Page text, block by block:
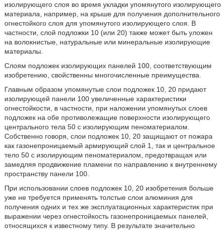
изолирующего слоя во время укладки упомянутого изолирующего
материала, например, на крыше для получения дополнительного
огнестойкого слоя для упомянутого изолирующего слоя. В
частности, слой подложки 10 (или 20) также может быть уложен
на волокнистые, натуральные или минеральные изолирующие
материалы.
Слоям подложек изолирующих панелей 100, соответствующим
изобретению, свойственны многочисленные преимущества.
Главным образом упомянутые слои подложек 10, 20 придают
изолирующей панели 100 увеличенные характеристики
огнестойкости, в частности, при наложении упомянутых слоев
подложек на обе противолежащие поверхности изолирующего
центрального тела 50 с изолирующим пеноматериалом.
Собственно говоря, слои подложек 10, 20 защищают от пожара
как газонепроницаемый армирующий слой 1, так и центральное
тело 50 с изолирующим пеноматериалом, предотвращая или
замедляя продвижение пламени по направлению к внутреннему
пространству панели 100.
При использовании слоев подложек 10, 20 изобретения больше
уже не требуется применять толстые слои алюминия для
получения одних и тех же эксплуатационных характеристик при
выражении через огнестойкость газонепроницаемых панелей,
относящихся к известному типу. В результате значительно